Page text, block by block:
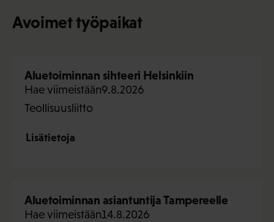
Avoimet työpaikat
Aluetoiminnan sihteeri Helsinkiin
Hae viimeistään9.8.2026
Teollisuusliitto
Lisätietoja
Aluetoiminnan asiantuntija Tampereelle
Hae viimeistään14.8.2026